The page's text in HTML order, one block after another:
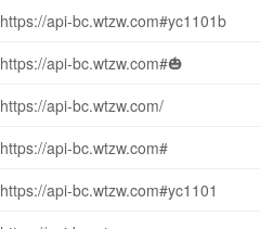
https://api-bc.wtzw.com#yc1101b
https://api-bc.wtzw.com#🎃
https://api-bc.wtzw.com/
https://api-bc.wtzw.com#
https://api-bc.wtzw.com#yc1101